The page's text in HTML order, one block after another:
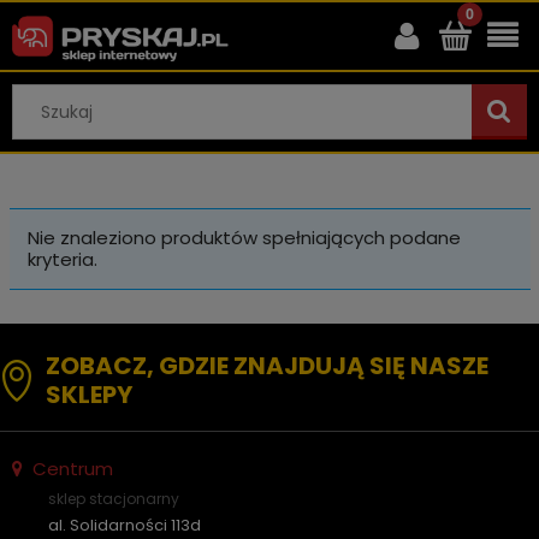
Nie znaleziono produktów spełniających podane
kryteria.
ZOBACZ, GDZIE ZNAJDUJĄ SIĘ NASZE
SKLEPY
Centrum
sklep stacjonarny
al. Solidarności 113d